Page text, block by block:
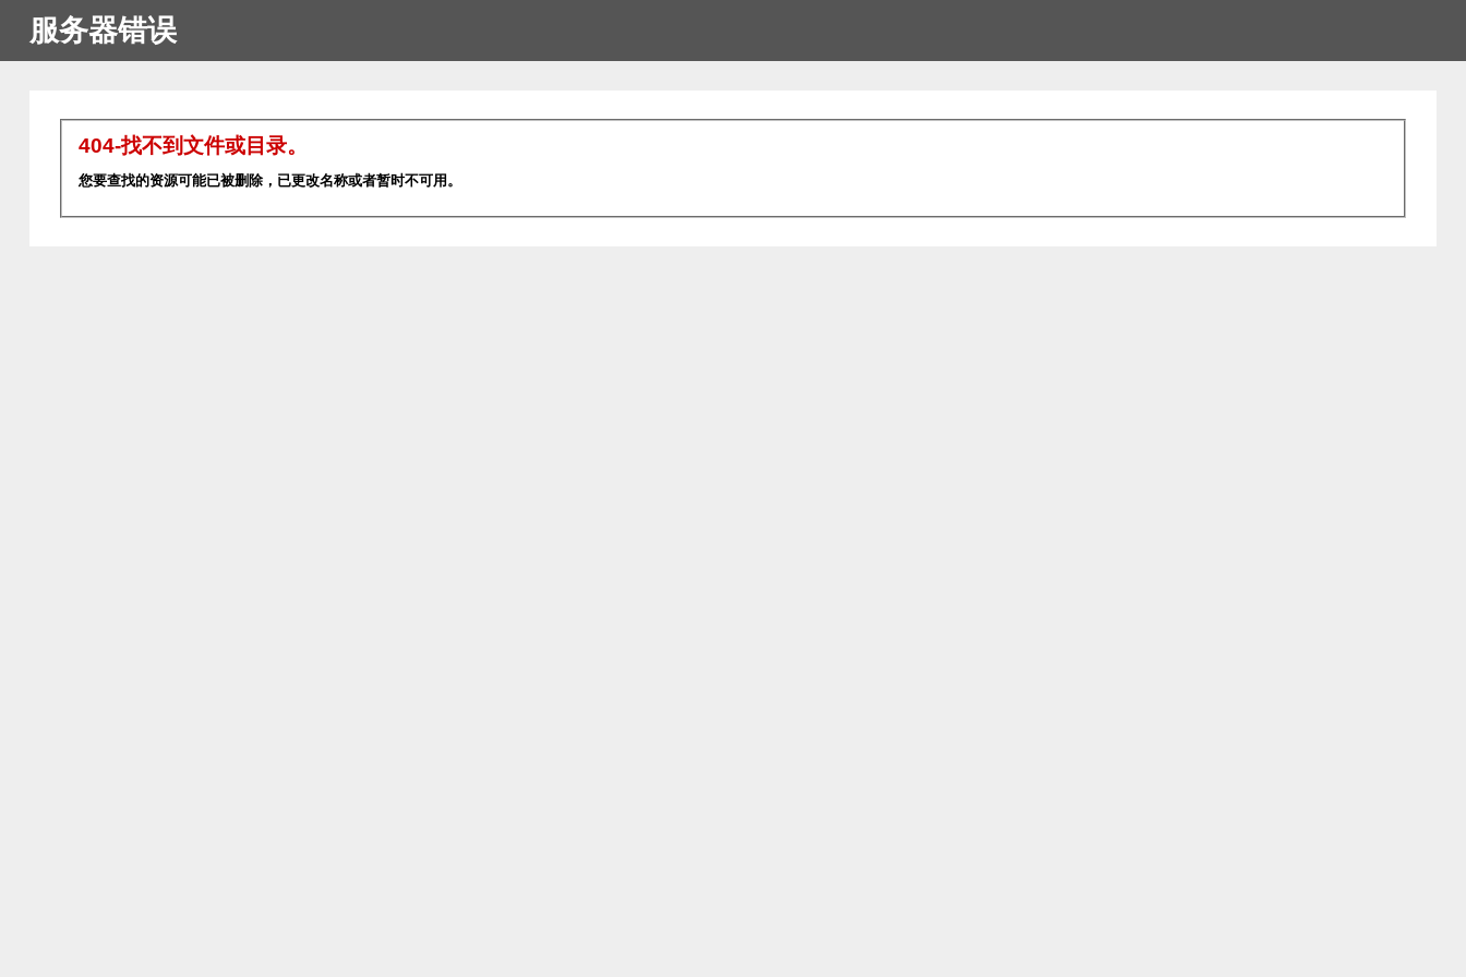
服务器错误
404-找不到文件或目录。
您要查找的资源可能已被删除，已更改名称或者暂时不可用。